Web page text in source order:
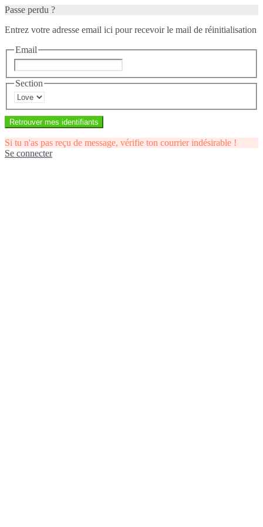
Passe perdu ?
Entrez votre adresse email ici pour recevoir le mail de réinitialisation
Email
Section
Retrouver mes identifiants
Si tu n'as pas reçu de message, vérifie ton courrier indésirable !
Se connecter